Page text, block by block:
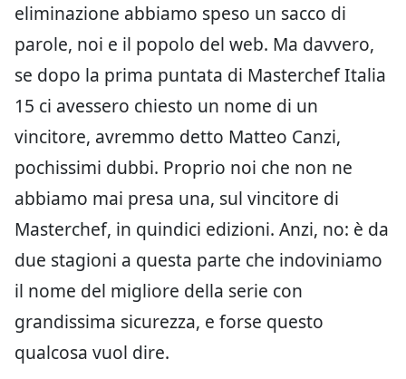
eliminazione abbiamo speso un sacco di
parole, noi e il popolo del web. Ma davvero,
se dopo la prima puntata di Masterchef Italia
15 ci avessero chiesto un nome di un
vincitore, avremmo detto Matteo Canzi,
pochissimi dubbi. Proprio noi che non ne
abbiamo mai presa una, sul vincitore di
Masterchef, in quindici edizioni. Anzi, no: è da
due stagioni a questa parte che indoviniamo
il nome del migliore della serie con
grandissima sicurezza, e forse questo
qualcosa vuol dire.